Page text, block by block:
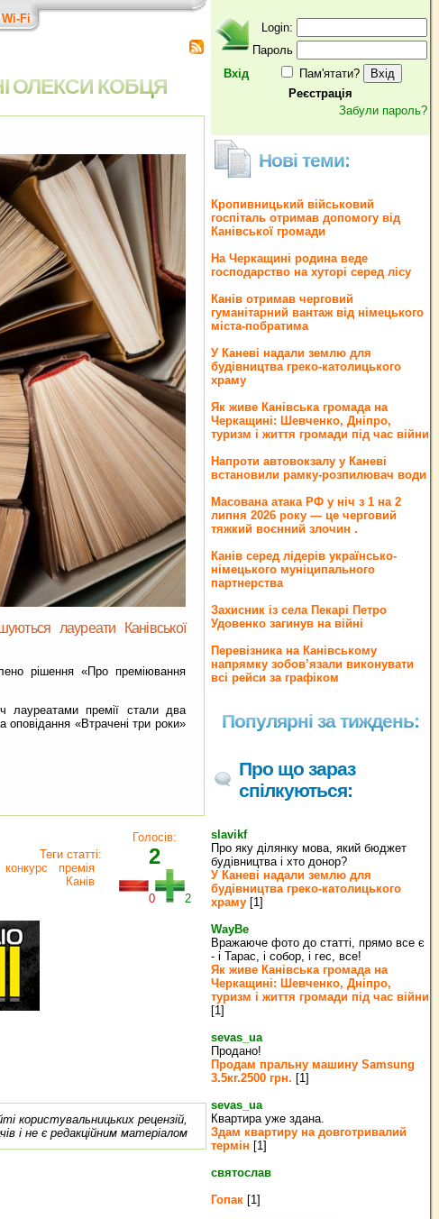
Wi-Fi
ОЛЕКСИ КОБЦЯ
лауреати Канівської
рішення «Про преміювання
лауреатами премії стали два
«Втрачені три роки»
Теги статті:
конкурс
премія
Канів
Голосів:
2
0 2
користувальницьких рецензій,
і не є редакційним матеріалом
Вхід
Login:
Пароль
Пам'ятати?
Реєстрація
Забули пароль?
Нові теми:
Кропивницький військовий
госпіталь отримав допомогу від
Канівської громади
На Черкащині родина веде
господарство на хуторі серед лісу
Канів отримав черговий
гуманітарний вантаж від німецького
міста-побратима
У Каневі надали землю для
будівництва греко‐католицького
храму
Як живе Канівська громада на
Черкащині: Шевченко, Дніпро,
туризм і життя громади під час війни
Напроти автовокзалу у Каневі
встановили рамку-розпилювач води
Масована атака РФ у ніч з 1 на 2
липня 2026 року — це черговий
тяжкий воєнний злочин .
Канів серед лідерів українсько-
німецького муніципального
партнерства
Захисник із села Пекарі Петро
Удовенко загинув на війні
Перевізника на Канівському
напрямку зобов’язали виконувати
всі рейси за графіком
Популярні за тиждень:
Про що зараз
спілкуються:
slavikf
Про яку ділянку мова, який бюджет
будівництва і хто донор?
У Каневі надали землю для
будівництва греко‐католицького
храму [1]
WayBe
Вражаюче фото до статті, прямо все є
- і Тарас, і собор, і гес, все!
Як живе Канівська громада на
Черкащині: Шевченко, Дніпро,
туризм і життя громади під час війни
[1]
sevas_ua
Продано!
Продам пральну машину Samsung
3.5кг.2500 грн. [1]
sevas_ua
Квартира уже здана.
Здам квартиру на довготривалий
термін [1]
святослав
Гопак [1]